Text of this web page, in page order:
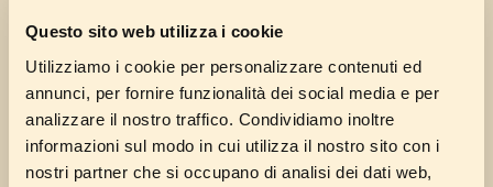
Questo sito web utilizza i cookie
Utilizziamo i cookie per personalizzare contenuti ed
annunci, per fornire funzionalità dei social media e per
analizzare il nostro traffico. Condividiamo inoltre
informazioni sul modo in cui utilizza il nostro sito con i
nostri partner che si occupano di analisi dei dati web,